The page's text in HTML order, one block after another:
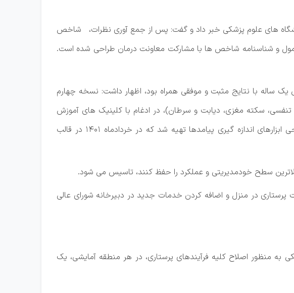
های علوم پزشکی خبر داد و گفت: پس از جمع آوری نظرات، شاخص
و شناسنامه شاخص‌ ها با مشارکت معاونت درمان طراحی شده است.
یک ساله با نتایج مثبت و موفقی همراه بود، اظهار داشت: نسخه چهارم
تنفسی، سکته مغزی، دیابت و سرطان)، در ادغام با کلینیک های آموزش
بیمار مستقر در بیمارستان ها، تدوین و شاخص های اثربخشی برنامه، شناسنامه شاخص ها و طراحی ابزارهای اندازه گیری پیامدها تهیه شد که در خردادماه ۱۴۰۱ در قالب
سطح خودمدیریتی و عملکرد را حفظ کنند، تاسیس می شود.
هزار مرکز به ۱۳۳۵ مرکز و بازنگری تعرفه خدمات پرستاری در منزل و اضافه کردن خدمات جدید در دبیرخانه شورای عالی
به منظور اصلاح کلیه فرآیندهای پرستاری، در هر منطقه آمایشی، یک